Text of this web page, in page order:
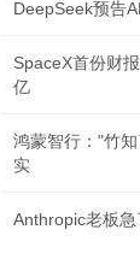
DeepSeek预告
SpaceX首份财
亿
鸿蒙智行："竹
实
Anthropic老板